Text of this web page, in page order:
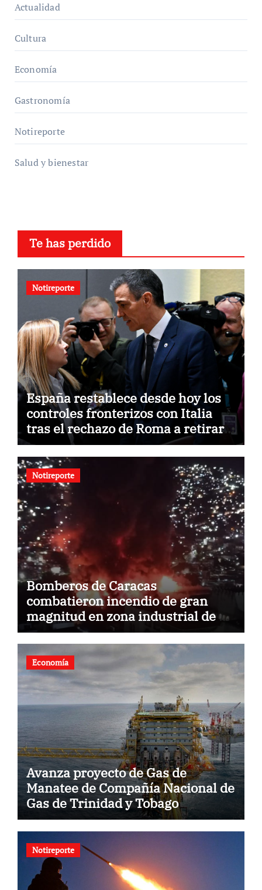
Actualidad
Cultura
Economía
Gastronomía
Notireporte
Salud y bienestar
Te has perdido
Notireporte
España restablece desde hoy los
controles fronterizos con Italia
tras el rechazo de Roma a retirar
las restricciones
Notireporte
Bomberos de Caracas
combatieron incendio de gran
magnitud en zona industrial de El
Llanito
Economía
Avanza proyecto de Gas de
Manatee de Compañía Nacional de
Gas de Trinidad y Tobago
Notireporte